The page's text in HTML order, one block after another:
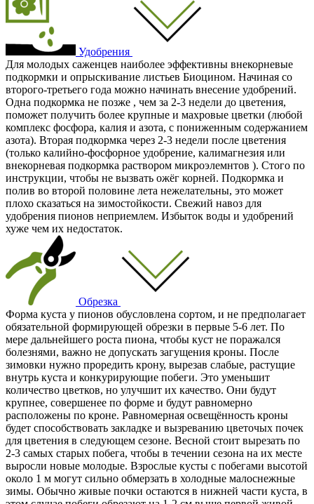
Удобрения
Для молодых саженцев наиболее эффективны внекорневые
подкормки и опрыскивание листьев Биоцином. Начиная со
второго-третьего года можно начинать внесение удобрений.
Одна подкормка не позже , чем за 2-3 недели до цветения,
поможет получить более крупные и махровые цветки (любой
комплекс фосфора, калия и азота, с пониженным содержанием
азота). Вторая подкормка через 2-3 недели после цветения
(только калийно-фосфорное удобрение, калимагнезия или
внекорневая подкормка раствором микроэлемнтов ). Стого по
инструкции, чтобы не вызвать ожёг корней. Подкормка и
полив во второй половине лета нежелательны, это может
плохо сказаться на зимостойкости. Свежий навоз для
удобрения пионов неприемлем. Избыток воды и удобрений
хуже чем их недостаток.
Обрезка
Форма куста у пионов обусловлена сортом, и не предполагает
обязательной формирующей обрезки в первые 5-6 лет. По
мере дальнейшего роста пиона, чтобы куст не поражался
болезнями, важно не допускать загущения кроны. После
зимовки нужно проредить крону, вырезав слабые, растущие
внутрь куста и конкурирующие побеги. Это уменьшит
количество цветков, но улучшит их качество. Они будут
крупнее, совершенее по форме и будут равномерно
расположены по кроне. Равномерная освещённость кроны
будет способствовать закладке и вызреванию цветочых почек
для цветения в следующем сезоне. Весной стоит вырезать по
2-3 самых старых побега, чтобы в течении сезона на их месте
выросли новые молодые. Взрослые кусты с побегами высотой
около 1 м могут сильно обмерзать в холодные малоснежные
зимы. Обычно живые почки остаются в нижней части куста, в